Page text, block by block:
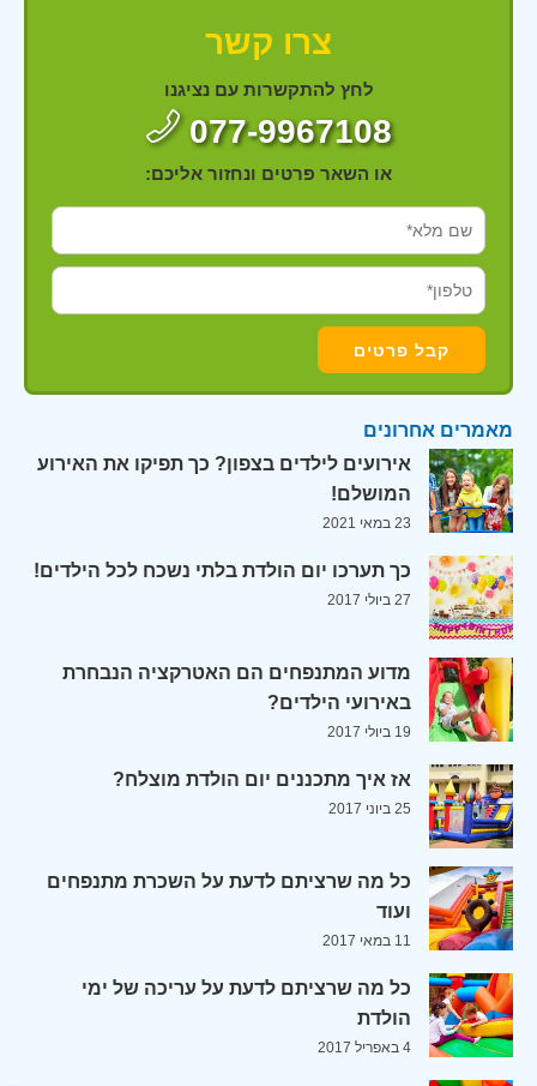
צרו קשר
לחץ להתקשרות עם נציגנו
077-9967108
או השאר פרטים ונחזור אליכם:
מאמרים אחרונים
אירועים לילדים בצפון? כך תפיקו את האירוע
המושלם!
23 במאי 2021
כך תערכו יום הולדת בלתי נשכח לכל הילדים!
27 ביולי 2017
מדוע המתנפחים הם האטרקציה הנבחרת
באירועי הילדים?
19 ביולי 2017
אז איך מתכננים יום הולדת מוצלח?
25 ביוני 2017
כל מה שרציתם לדעת על השכרת מתנפחים
ועוד
11 במאי 2017
כל מה שרציתם לדעת על עריכה של ימי
הולדת
4 באפריל 2017